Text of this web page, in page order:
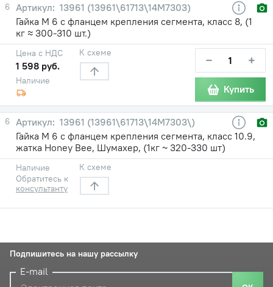
6
13961 (13961\61713\14М7303)
Гайка М 6 с фланцем крепления сегмента, класс 8, (1
кг ≈ 300-310 шт.)
Наличие
Цена с НДС
1 598 руб.
К схеме − +
Купить
6
13961 (13961\61713\14M7303\)
Гайка М 6 с фланцем крепления сегмента, класс 10.9,
жатка Honey Bee, Шумахер, (1кг ~ 320-330 шт)
Наличие
Обратитесь к
консультанту
К схеме
Подпишитесь на нашу рассылку
E-mail